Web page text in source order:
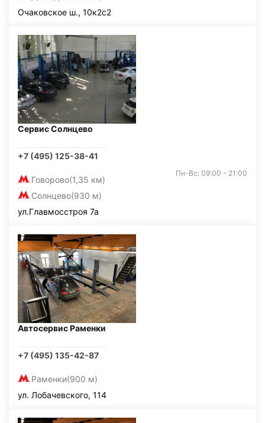
Очаковское ш., 10к2с2
Сервис Солнцево
+7 (495) 125-38-41
Говорово(1,35 км)
Солнцево(930 м)
Пн-Вс: 09:00 - 21:00
ул.Главмосстроя 7а
Автосервис Раменки
+7 (495) 135-42-87
Раменки(900 м)
ул. Лобачевского, 114